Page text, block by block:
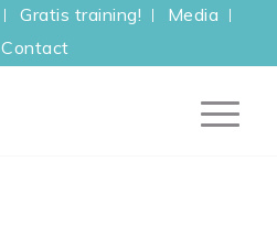
Gratis training!
Media
Contact